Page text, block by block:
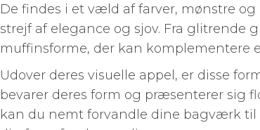
De findes i et væld af farver, mønstre
strejf af elegance og sjov. Fra glitrende
muffinsforme, der kan komplementere
Udover deres visuelle appel, er disse
bevarer deres form og præsenterer sig
kan du nemt forvandle dine bagværk